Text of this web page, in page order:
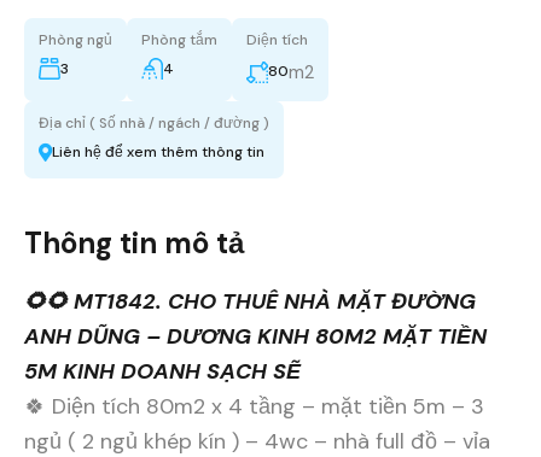
Phòng ngủ
3
Phòng tắm
4
Diện tích
80m2
Địa chỉ ( Số nhà / ngách / đường )
Liên hệ để xem thêm thông tin
Thông tin mô tả
🌻🌻 MT1842. CHO THUÊ NHÀ MẶT ĐƯỜNG
ANH DŨNG – DƯƠNG KINH 80M2 MẶT TIỀN
5M KINH DOANH SẠCH SẼ
🍀 Diện tích 80m2 x 4 tầng – mặt tiền 5m – 3
ngủ ( 2 ngủ khép kín ) – 4wc – nhà full đồ – vỉa